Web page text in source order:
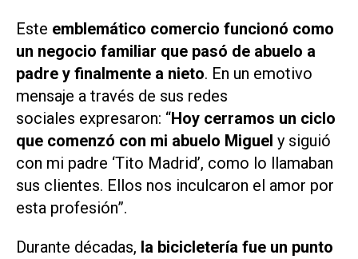
Este emblemático comercio funcionó como
un negocio familiar que pasó de abuelo a
padre y finalmente a nieto. En un emotivo
mensaje a través de sus redes
sociales expresaron: “Hoy cerramos un ciclo
que comenzó con mi abuelo Miguel y siguió
con mi padre ‘Tito Madrid’, como lo llamaban
sus clientes. Ellos nos inculcaron el amor por
esta profesión”.
Durante décadas, la bicicletería fue un punto